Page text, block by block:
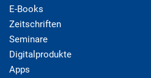
E-Books
Zeitschriften
Seminare
Digitalprodukte
Apps